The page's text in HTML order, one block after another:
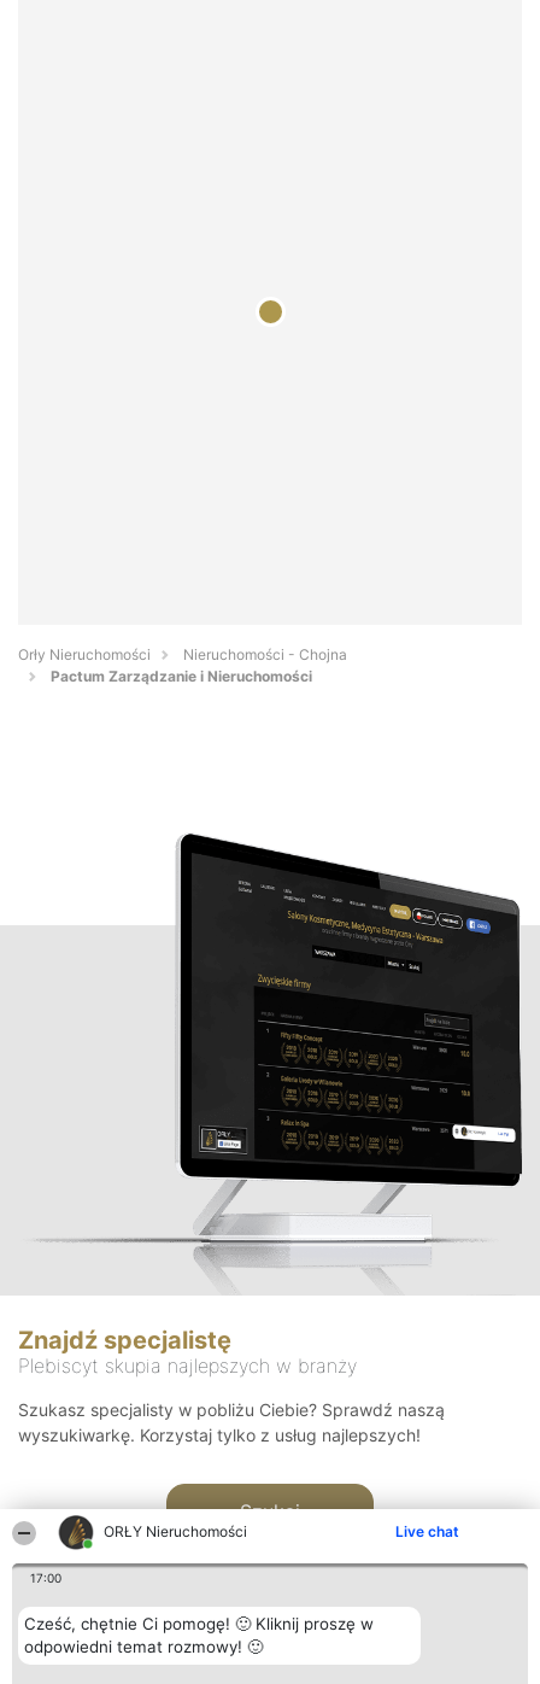
ORŁY Nieruchomości Live chat
17:00
Cześć, chętnie Ci pomogę! 🙂 Kliknij proszę w
odpowiedni temat rozmowy! 🙂
Orły Nieruchomości
Nieruchomości - Chojna
Pactum Zarządzanie i Nieruchomości
Znajdź specjalistę
Plebiscyt skupia najlepszych w branży
Szukasz specjalisty w pobliżu Ciebie? Sprawdź naszą
wyszukiwarkę. Korzystaj tylko z usług najlepszych!
Szukaj